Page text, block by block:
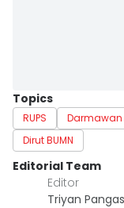
Topics
RUPS
Dirut BUMN
Editorial Team
Editor
Triyan